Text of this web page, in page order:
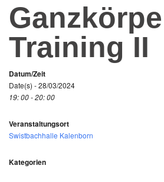
Training II
Datum/Zeit
Date(s) - 28/03/2024
19: 00 - 20: 00
Veranstaltungsort
Swistbachhalle Kalenborn
Kategorien